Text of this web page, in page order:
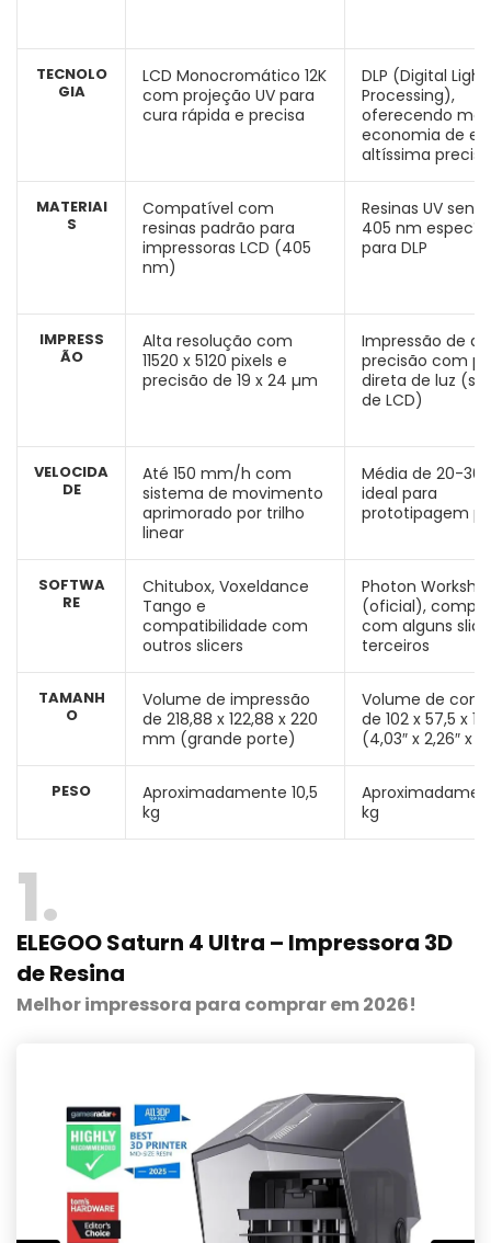
TECNOLO
GIA
MATERIAI
S
IMPRESS
ÃO
VELOCIDA
DE
SOFTWA
RE
TAMANH
O
PESO
LCD Monocromático 12K
com projeção UV para
cura rápida e precisa
Compatível com
resinas padrão para
impressoras LCD (405
nm)
Alta resolução com
11520 x 5120 pixels e
precisão de 19 x 24 µm
Até 150 mm/h com
sistema de movimento
aprimorado por trilho
linear
Chitubox, Voxeldance
Tango e
compatibilidade com
outros slicers
Volume de impressão
de 218,88 x 122,88 x 220
mm (grande porte)
Aproximadamente 10,5
kg
DLP (Digital Light
Processing),
oferecendo
economia de
altíssima
Resinas UV
405 nm
para DLP
Impressão de
precisão com
direta de luz
de LCD)
Média de 20-30
ideal para
prototipagem
Photon
(oficial),
com alguns
terceiros
Volume de
de 102 x 57,5 x
(4,03″ x 2,26″ x
kg
1
ELEGOO Saturn 4 Ultra – Impressora 3D
de Resina
Melhor impressora para comprar em 2026!